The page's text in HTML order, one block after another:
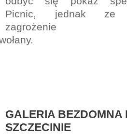
Picnic, jednak ze
zagrożenie
GALERIA BEZDOMNA
SZCZECINIE